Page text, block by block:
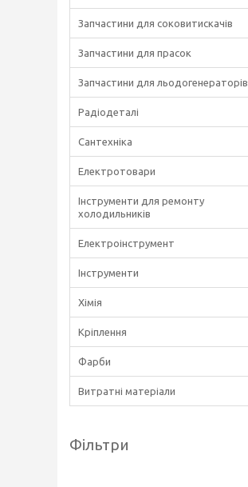
Запчастини для соковитискачів
Запчастини для прасок
Запчастини для льодогенераторів
Радіодеталі
Сантехніка
Електротовари
Інструменти для ремонту
холодильників
Електроінструмент
Інструменти
Хімія
Кріплення
Фарби
Витратні матеріали
Фільтри